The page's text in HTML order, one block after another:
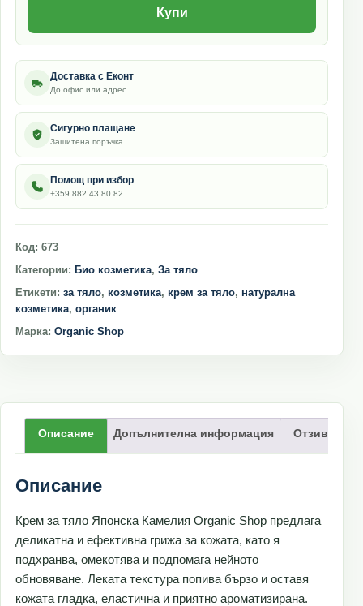
Купи
Доставка с Еконт
До офис или адрес
Сигурно плащане
Защитена поръчка
Помощ при избор
+359 882 43 80 82
Код: 673
Категории: Био козметика, За тяло
Етикети: за тяло, козметика, крем за тяло, натурална
козметика, органик
Марка: Organic Shop
Описание Допълнителна информация Отзиви (0)
Описание
Крем за тяло Японска Камелия Organic Shop предлага
деликатна и ефективна грижа за кожата, като я
подхранва, омекотява и подпомага нейното
обновяване. Леката текстура попива бързо и оставя
кожата гладка, еластична и приятно ароматизирана.